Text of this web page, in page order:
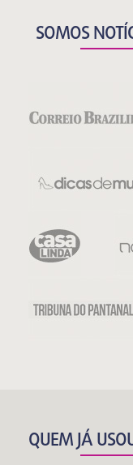
SOMOS
QUEM JÁ